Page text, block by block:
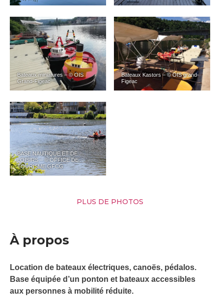
Bateaux miniatures – © OIS
Grand-Figeac
Bateaux Kastors – © OIS grand-
Figeac
BASE NAUTIQUE ET DE
LOISIRS – © OFFICE DE
TOURISME GFCG
PLUS DE PHOTOS
À propos
Location de bateaux électriques, canoës, pédalos.
Base équipée d’un ponton et bateaux accessibles
aux personnes à mobilité réduite.